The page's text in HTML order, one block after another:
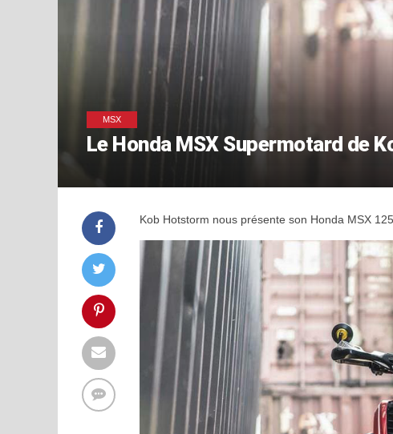
MSX
Le Honda MSX Supermotard de
Kob Hotstorm nous présente son Honda MSX